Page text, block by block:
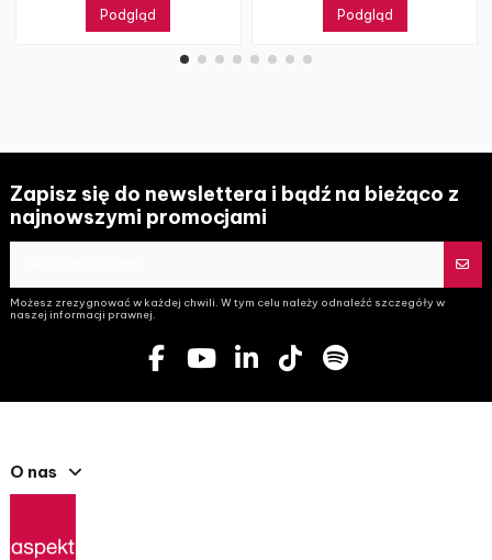
Podgląd Podgląd
Zapisz się do newslettera i bądź na bieżąco z
najnowszymi promocjami
Możesz zrezygnować w każdej chwili. W tym celu należy odnaleźć szczegóły w
naszej informacji prawnej.
O nas